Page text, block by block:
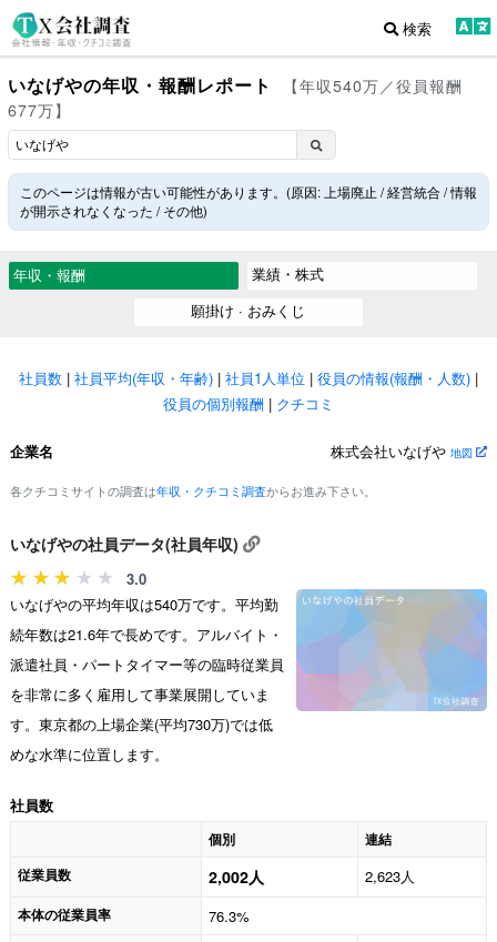
検索
いなげやの年収・報酬レポート
【年収540万／役員報酬
677万】
このページは情報が古い可能性があります。(原因: 上場廃止 / 経営統合 / 情報
が開示されなくなった / その他)
年収・報酬
業績・株式
願掛け · おみくじ
社員数 | 社員平均(年収・年齢) | 社員1人単位 | 役員の情報(報酬・人数) |
役員の個別報酬 | クチコミ
企業名 株式会社いなげや 地図
各クチコミサイトの調査は年収・クチコミ調査からお進み下さい。
いなげやの社員データ(社員年収)
3.0
いなげやの平均年収は540万です。平均勤
続年数は21.6年で長めです。アルバイト・
派遣社員・パートタイマー等の臨時従業員
を非常に多く雇用して事業展開していま
す。東京都の上場企業(平均730万)では低
めな水準に位置します。
社員数
個別
連結
従業員数
2,002人 2,623人
本体の従業員率 76.3%